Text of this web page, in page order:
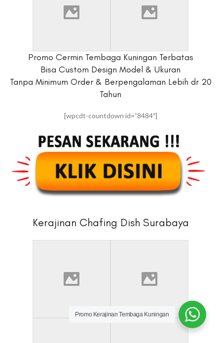
Promo Cermin Tembaga Kuningan Terbatas
Bisa Custom Design Model & Ukuran
Tanpa Minimum Order & Berpengalaman Lebih dr 20
Tahun
[wpcdt-countdown id=”8484″]
Kerajinan Chafing Dish Surabaya
Promo Kerajinan Tembaga Kuningan